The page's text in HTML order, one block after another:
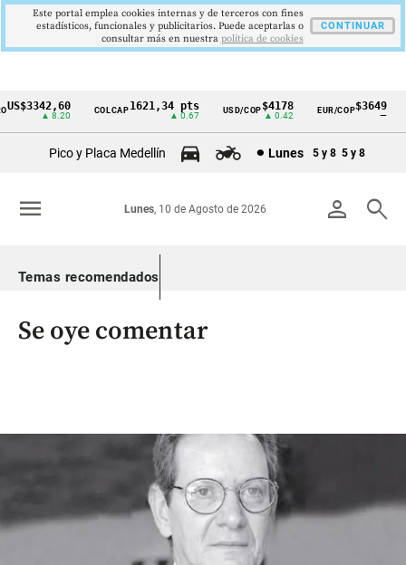
Cintillo
Colombia
▲ 8.20
COLCAP1621,34 pts
▲ 0.67
USD/COP$4178
▲ 0.42
EUR/COP$3649
Pico y Placa Medellín Lunes 5 y 8 5 y 8
person search
Lunes, 10 de Agosto de 2026
menu
Temas recomendados
Se oye comentar
Este portal emplea cookies internas y de terceros con fines
estadísticos, funcionales y publicitarios. Puede aceptarlas o
consultar más en nuestra politica de cookies
CONTINUAR